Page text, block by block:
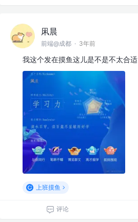
凩晨
前端@成都 · 3年前
我这个发在摸鱼这儿是不是不太合适
上班摸鱼
评论